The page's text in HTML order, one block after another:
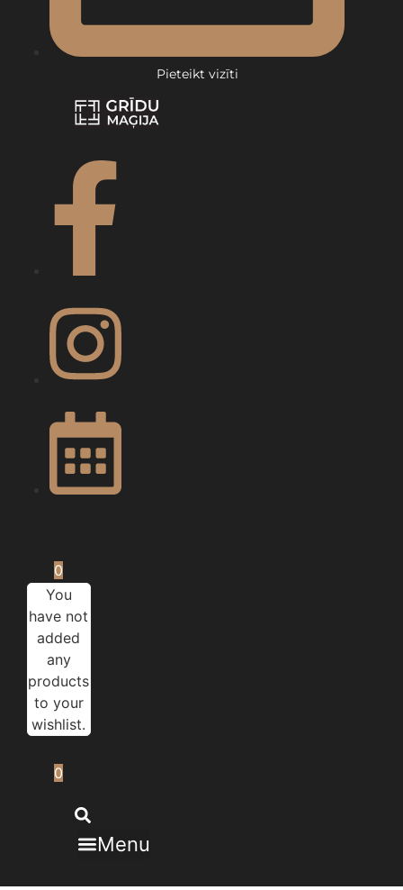
Pieteikt vizīti
0
You
have not
added
any
products
to your
wishlist.
0
Menu